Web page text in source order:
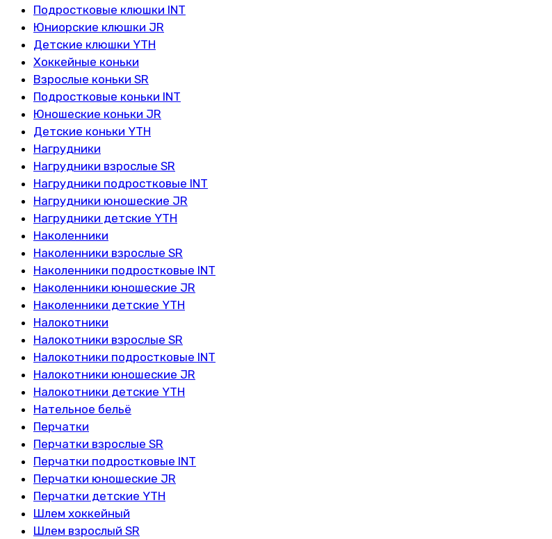
Подростковые клюшки INT
Юниорские клюшки JR
Детские клюшки YTH
Хоккейные коньки
Взрослые коньки SR
Подростковые коньки INT
Юношеские коньки JR
Детские коньки YTH
Нагрудники
Нагрудники взрослые SR
Нагрудники подростковые INT
Нагрудники юношеские JR
Нагрудники детские YTH
Наколенники
Наколенники взрослые SR
Наколенники подростковые INT
Наколенники юношеские JR
Наколенники детские YTH
Налокотники
Налокотники взрослые SR
Налокотники подростковые INT
Налокотники юношеские JR
Налокотники детские YTH
Нательное бельё
Перчатки
Перчатки взрослые SR
Перчатки подростковые INT
Перчатки юношеские JR
Перчатки детские YTH
Шлем хоккейный
Шлем взрослый SR